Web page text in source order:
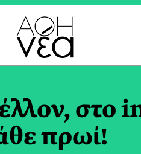
TAGστο
πρωί!